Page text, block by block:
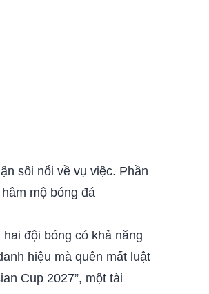
sôi nổi về vụ việc. Phần
mộ bóng đá
đội bóng có khả năng
hiệu mà quên mất luật
Cup 2027”, một tài